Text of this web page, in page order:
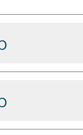
in
von
Sachverhalte,
in